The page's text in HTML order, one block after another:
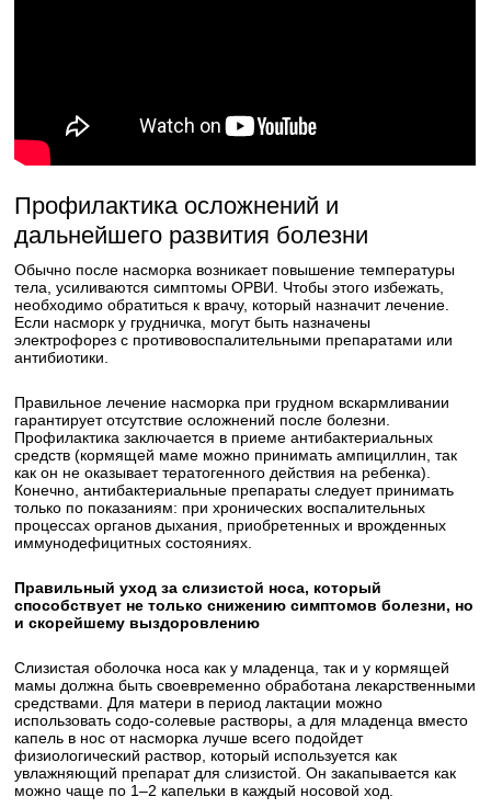
Профилактика осложнений и
дальнейшего развития болезни
Обычно после насморка возникает повышение температуры
тела, усиливаются симптомы ОРВИ. Чтобы этого избежать,
необходимо обратиться к врачу, который назначит лечение.
Если насморк у грудничка, могут быть назначены
электрофорез с противовоспалительными препаратами или
антибиотики.
Правильное лечение насморка при грудном вскармливании
гарантирует отсутствие осложнений после болезни.
Профилактика заключается в приеме антибактериальных
средств (кормящей маме можно принимать ампициллин, так
как он не оказывает тератогенного действия на ребенка).
Конечно, антибактериальные препараты следует принимать
только по показаниям: при хронических воспалительных
процессах органов дыхания, приобретенных и врожденных
иммунодефицитных состояниях.
Правильный уход за слизистой носа, который
способствует не только снижению симптомов болезни, но
и скорейшему выздоровлению
Слизистая оболочка носа как у младенца, так и у кормящей
мамы должна быть своевременно обработана лекарственными
средствами. Для матери в период лактации можно
использовать содо-солевые растворы, а для младенца вместо
капель в нос от насморка лучше всего подойдет
физиологический раствор, который используется как
увлажняющий препарат для слизистой. Он закапывается как
можно чаще по 1–2 капельки в каждый носовой ход.